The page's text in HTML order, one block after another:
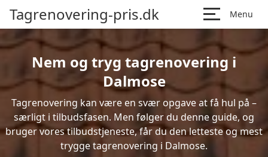
Tagrenovering-pris.dk Menu
Nem og tryg tagrenovering i
Dalmose
Tagrenovering kan være en svær opgave at få hul på –
særligt i tilbudsfasen. Men følger du denne guide, og
bruger vores tilbudstjeneste, får du den letteste og mest
trygge tagrenovering i Dalmose.